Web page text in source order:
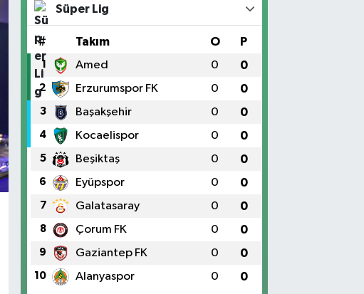
Süper Lig
# Takım O P
1 Amed 0 0
2 Erzurumspor FK 0 0
3 Başakşehir 0 0
4 Kocaelispor 0 0
5 Beşiktaş 0 0
6 Eyüpspor 0 0
7 Galatasaray 0 0
8 Çorum FK 0 0
9 Gaziantep FK 0 0
10 Alanyaspor 0 0